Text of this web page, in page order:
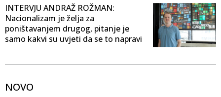
INTERVJU ANDRAŽ ROŽMAN:
Nacionalizam je želja za
poništavanjem drugog, pitanje je
samo kakvi su uvjeti da se to napravi
NOVO